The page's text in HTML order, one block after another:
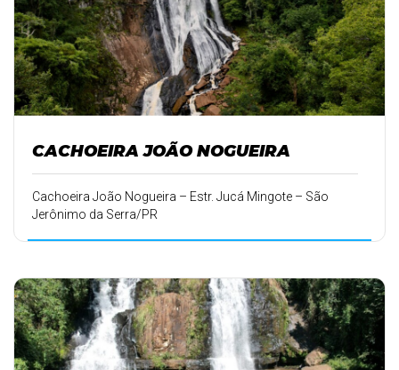
CACHOEIRA JOÃO NOGUEIRA
Cachoeira João Nogueira – Estr. Jucá Mingote – São
Jerônimo da Serra/PR